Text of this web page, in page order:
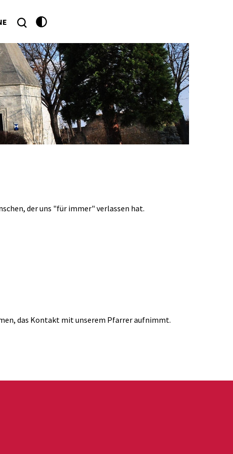
der uns "für immer" verlassen hat.
das Kontakt mit unserem Pfarrer aufnimmt.